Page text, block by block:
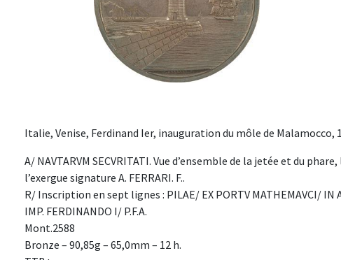
Italie, Venise, Ferdinand Ier, inauguration du môle de Malamocco,
A/ NAVTARVM SECVRITATI. Vue d’ensemble de la jetée et du
l’exergue signature A. FERRARI. F..
R/ Inscription en sept lignes : PILAE/ EX PORTV MATHEMAVCI/ IN
IMP. FERDINANDO I/ P.F.A.
Mont.2588
Bronze – 90,85g – 65,0mm – 12 h.